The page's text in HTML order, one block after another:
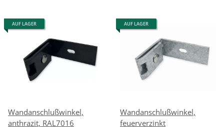
AUF LAGER
Wandanschlußwinkel,
anthrazit, RAL7016
AUF LAGER
Wandanschlußwinkel,
feuerverzinkt